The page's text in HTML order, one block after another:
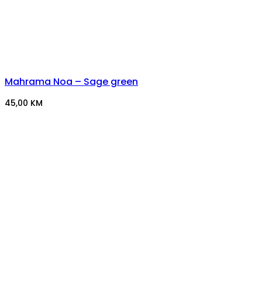
Mahrama Noa – Sage green
45,00 KM